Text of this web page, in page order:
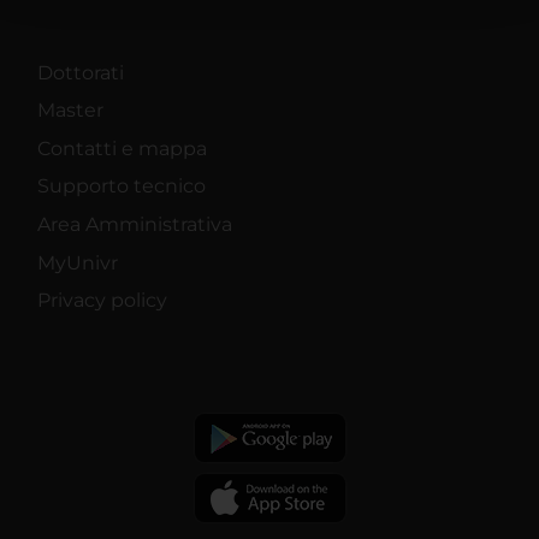
Dottorati
Master
Contatti e mappa
Supporto tecnico
Area Amministrativa
MyUnivr
Privacy policy